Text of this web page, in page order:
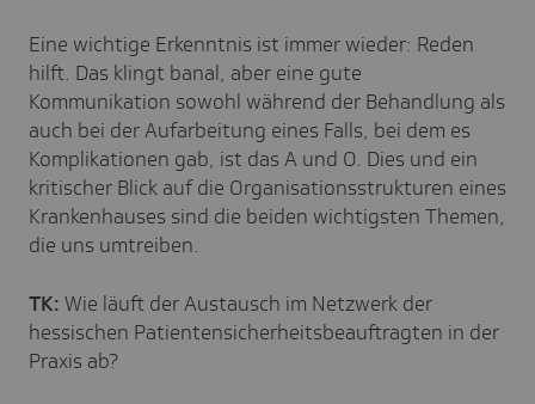
Eine wichtige Erkenntnis ist immer wieder: Reden
hilft. Das klingt banal, aber eine gute
Kommunikation sowohl während der Behandlung als
auch bei der Aufarbeitung eines Falls, bei dem es
Komplikationen gab, ist das A und O. Dies und ein
kritischer Blick auf die Organisationsstrukturen eines
Krankenhauses sind die beiden wichtigsten Themen,
die uns umtreiben.
TK: Wie läuft der Austausch im Netzwerk der
hessischen Patientensicherheitsbeauftragten in der
Praxis ab?